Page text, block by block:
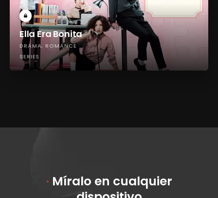
Ella Era Bonita
DRAMA ROMANCE
SERIES
· Míralo en cualquier